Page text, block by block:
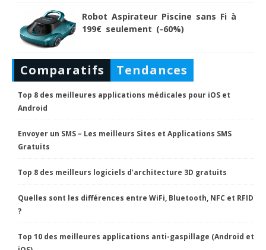
Robot Aspirateur Piscine sans Fi à
199€ seulement (-60%)
Comparatifs Tendances
Top 8 des meilleures applications médicales pour iOS et
Android
Envoyer un SMS – Les meilleurs Sites et Applications SMS
Gratuits
Top 8 des meilleurs logiciels d’architecture 3D gratuits
Quelles sont les différences entre WiFi, Bluetooth, NFC et RFID
?
Top 10 des meilleures applications anti-gaspillage (Android et